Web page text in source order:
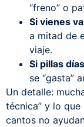
“freno” o
Si vienes
a mitad de
viaje.
Si pillas
se “gasta”
Un detalle:
técnica” y lo
cantos no